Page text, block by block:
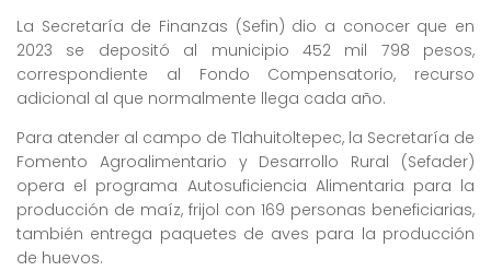
La Secretaría de Finanzas (Sefin) dio a conocer que en
2023 se depositó al municipio 452 mil 798 pesos,
correspondiente al Fondo Compensatorio, recurso
adicional al que normalmente llega cada año.
Para atender al campo de Tlahuitoltepec, la Secretaría de
Fomento Agroalimentario y Desarrollo Rural (Sefader)
opera el programa Autosuficiencia Alimentaria para la
producción de maíz, frijol con 169 personas beneficiarias,
también entrega paquetes de aves para la producción
de huevos.